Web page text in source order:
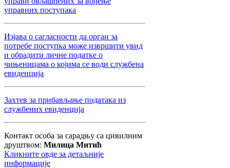
управних поступака
Изјава о сагласности да орган за
потребе поступка може извршити увид
и обрадити личне податке о
чињеницама о којима се води службена
евиденција
Захтев за прибављање података из
службених евиденција
Контакт особа за сарадњу са цивилним
друштвом: Милица Митић
Кликните овде за детаљније
информације